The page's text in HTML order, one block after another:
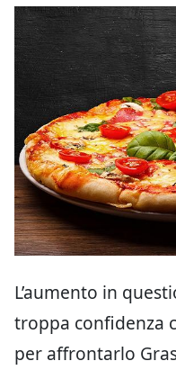
L’aumento in
troppa confidenza
per affrontarlo